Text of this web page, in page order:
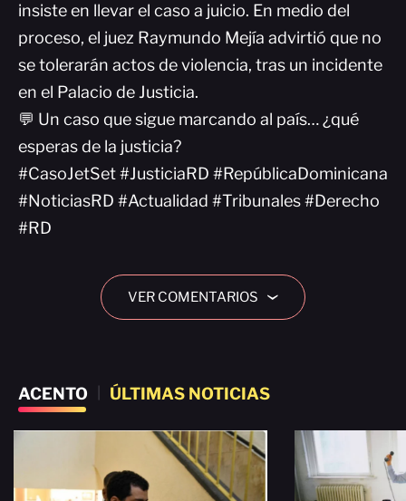
insiste en llevar el caso a juicio. En medio del
proceso, el juez Raymundo Mejía advirtió que no
se tolerarán actos de violencia, tras un incidente
en el Palacio de Justicia.
💬 Un caso que sigue marcando al país… ¿qué
esperas de la justicia?
#CasoJetSet #JusticiaRD #RepúblicaDominicana
#NoticiasRD #Actualidad #Tribunales #Derecho
#RD
VER COMENTARIOS ›
ACENTO ÚLTIMAS NOTICIAS